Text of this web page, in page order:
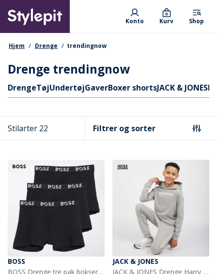
main
content
Primary departments
Konto Kurv
0
Shop
navigationssti
Hjem Drenge trendingnow
Drenge trendingnow
Hurtige links
DrengeTøjUndertøjGaverBoxer shortsJACK & JONES
Stilarter 22 Filtrer og sorter
BOSS
BOSS Drenge tre pak bokser sort
JACK & JONES
JACK & JONES Drenge Harry Træningstøj Alloy